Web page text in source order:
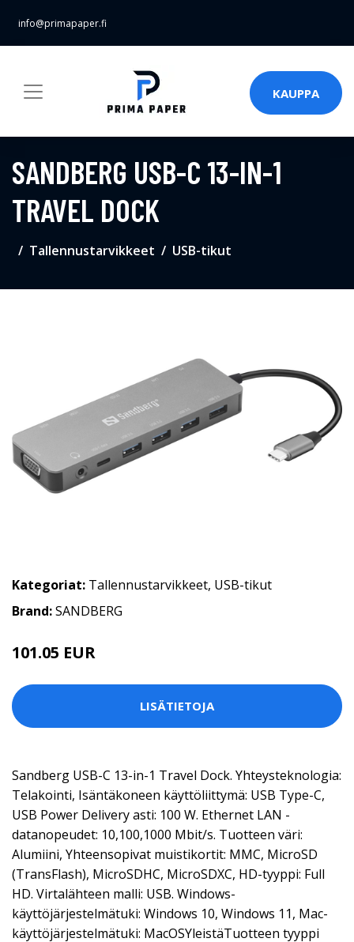
info@primapaper.fi
KAUPPA
SANDBERG USB-C 13-IN-1
TRAVEL DOCK
Tallennustarvikkeet USB-tikut
Kategoriat: Tallennustarvikkeet, USB-tikut
Brand:SANDBERG
101.05 EUR
LISÄTIETOJA
Sandberg USB-C 13-in-1 Travel Dock. Yhteysteknologia:
Telakointi, Isäntäkoneen käyttöliittymä: USB Type-C,
USB Power Delivery asti: 100 W. Ethernet LAN -
datanopeudet: 10,100,1000 Mbit/s. Tuotteen väri:
Alumiini, Yhteensopivat muistikortit: MMC, MicroSD
(TransFlash), MicroSDHC, MicroSDXC, HD-tyyppi: Full
HD. Virtalähteen malli: USB. Windows-
käyttöjärjestelmätuki: Windows 10, Windows 11, Mac-
käyttöjärjestelmätuki: MacOSYleistäTuotteen tyyppi